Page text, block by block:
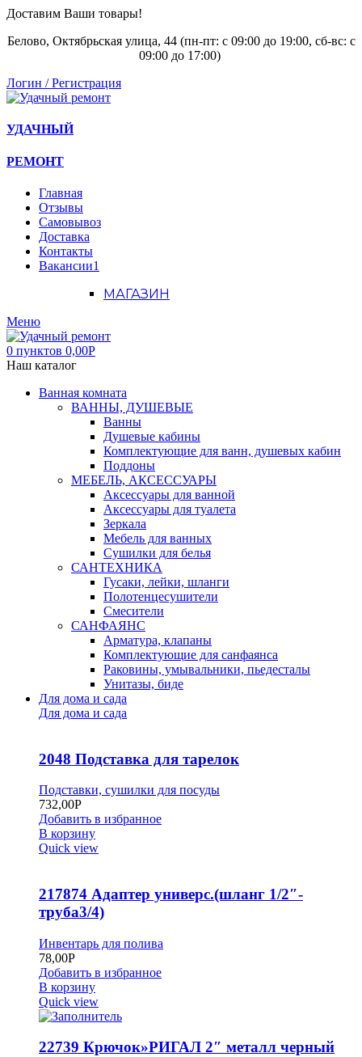
Доставим Ваши товары!
Белово, Октябрьская улица, 44 (пн-пт: с 09:00 до 19:00, сб-вс: с
09:00 до 17:00)
Логин / Регистрация
УДАЧНЫЙ
РЕМОНТ
Главная
Отзывы
Самовывоз
Доставка
Контакты
Вакансии1
МАГАЗИН
Меню
0 пунктов 0,00Р
Наш каталог
Ванная комната
ВАННЫ, ДУШЕВЫЕ
Ванны
Душевые кабины
Комплектующие для ванн, душевых кабин
Поддоны
МЕБЕЛЬ, АКСЕССУАРЫ
Аксессуары для ванной
Аксессуары для туалета
Зеркала
Мебель для ванных
Сушилки для белья
САНТЕХНИКА
Гусаки, лейки, шланги
Полотенцесушители
Смесители
САНФАЯНС
Арматура, клапаны
Комплектующие для санфаянса
Раковины, умывальники, пьедесталы
Унитазы, биде
Для дома и сада
Для дома и сада
2048 Подставка для тарелок
Подставки, сушилки для посуды
732,00Р
Добавить в избранное
В корзину
Quick view
217874 Адаптер универс.(шланг 1/2″-
труба3/4)
Инвентарь для полива
78,00Р
Добавить в избранное
В корзину
Quick view
22739 Крючок»РИГАЛ 2″ металл черный